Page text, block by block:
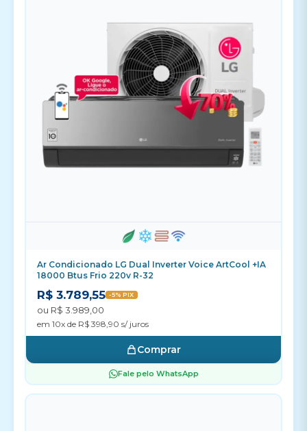
Ar Condicionado LG Dual Inverter Voice ArtCool +IA
18000 Btus Frio 220v R-32
R$ 3.789,55 -5% PIX
ou R$ 3.989,00
em 10x de R$ 398,90 s/ juros
Comprar
Fale pelo WhatsApp